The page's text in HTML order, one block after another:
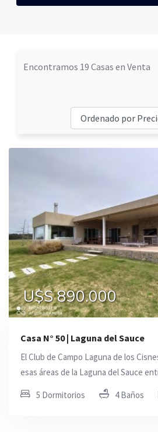
Encontramos 19 Casas en Venta
U$S 890.000
Casa N° 50 | Laguna del Sauce
El Club de Campo Laguna de los
esas áreas de la Laguna del Sauce
5 Dormitorios 4 Baños